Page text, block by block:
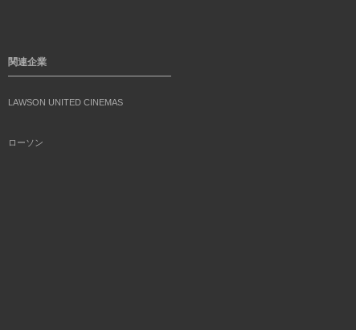
関連企業
LAWSON UNITED CINEMAS
ローソン